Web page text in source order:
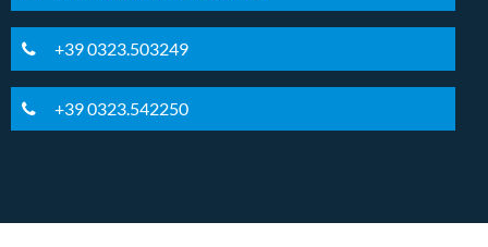
+39 0323.503249
+39 0323.542250